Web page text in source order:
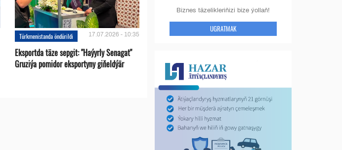
Türkmenistanda öndürildi 17.07.2026 - 10:35
Eksportda täze sepgit: "Haýyrly Senagat"
Gruziýa pomidor eksportyny giňeldýär
Biznes täzelikleriňizi bize ýollaň!
UGRATMAK